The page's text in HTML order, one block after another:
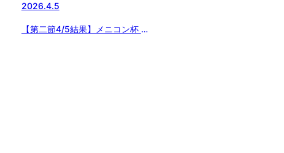
2026.4.5
【第二節4/5結果】メニコン杯 日